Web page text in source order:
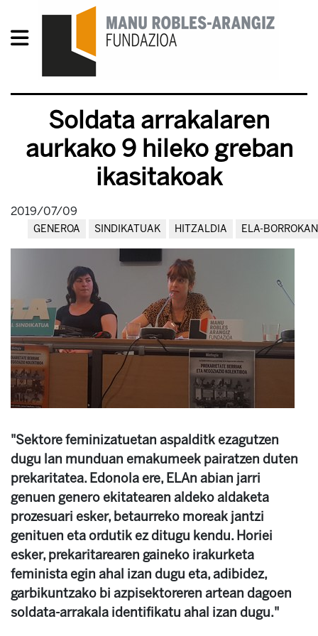
Soldata arrakalaren
aurkako 9 hileko greban
ikasitakoak
2019/07/09
GENEROA SINDIKATUAK HITZALDIA ELA-BORROKAN
"Sektore feminizatuetan aspalditk ezagutzen
dugu lan munduan emakumeek pairatzen duten
prekaritatea. Edonola ere, ELAn abian jarri
genuen genero ekitatearen aldeko aldaketa
prozesuari esker, betaurreko moreak jantzi
genituen eta ordutik ez ditugu kendu. Horiei
esker, prekaritarearen gaineko irakurketa
feminista egin ahal izan dugu eta, adibidez,
garbikuntzako bi azpisektoreren artean dagoen
soldata-arrakala identifikatu ahal izan dugu."